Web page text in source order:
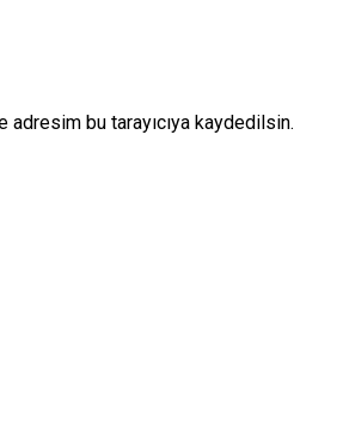
adresim bu tarayıcıya kaydedilsin.